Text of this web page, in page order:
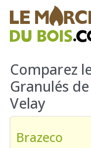
CHAUFFAGE AU BOIS
FAQ
CALCULER SA
TROUVER SON
Comparez
Granulés
Velay
Brazeco